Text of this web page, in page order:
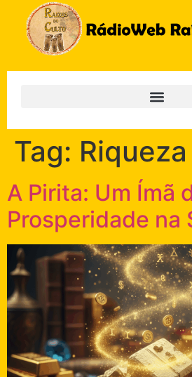
Tag: Riqueza
A Pirita: Um Ímã
Prosperidade na